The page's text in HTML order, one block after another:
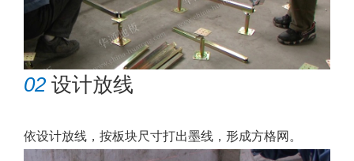
02 设计放线
依设计放线，按板块尺寸打出墨线，形成方格网。